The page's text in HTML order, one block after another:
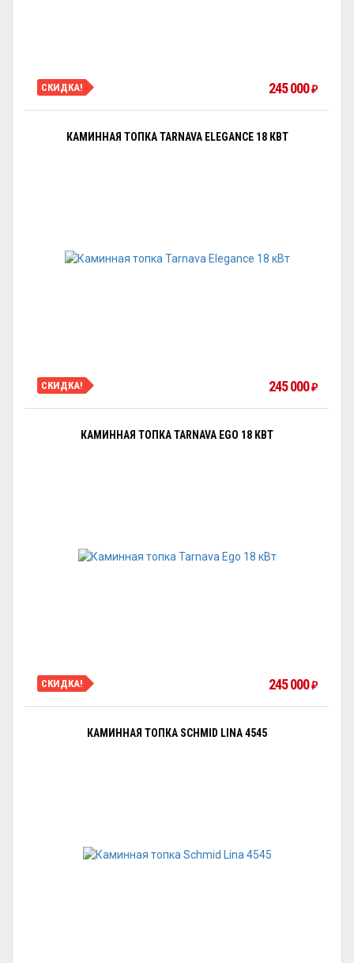
СКИДКА! 245 000 ₽
КАМИННАЯ ТОПКА TARNAVA ELEGANCE 18 КВТ
СКИДКА! 245 000 ₽
КАМИННАЯ ТОПКА TARNAVA EGO 18 КВТ
СКИДКА! 245 000 ₽
КАМИННАЯ ТОПКА SCHMID LINA 4545